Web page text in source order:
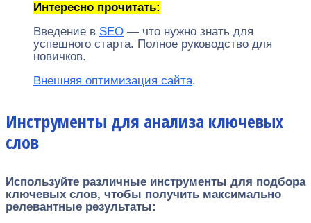
Интересно прочитать:
Введение в SEO — что нужно знать для
успешного старта. Полное руководство для
новичков.
Внешняя оптимизация сайта.
Инструменты для анализа ключевых
слов
Используйте различные инструменты для подбора
ключевых слов, чтобы получить максимально
релевантные результаты: